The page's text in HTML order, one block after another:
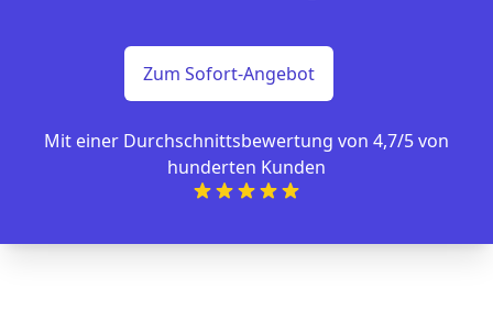
Zum Sofort-Angebot
Mit einer Durchschnittsbewertung von 4,7/5 von
hunderten Kunden